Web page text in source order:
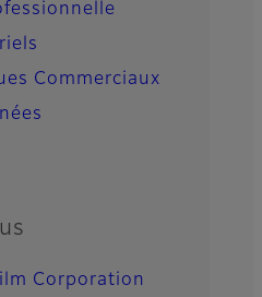
Commerciaux
Corporation